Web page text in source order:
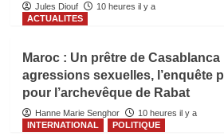
Jules Diouf
10 heures il y a
ACTUALITES
Maroc : Un prêtre de
agressions sexuelles, l’enquête
pour l’archevêque de Rabat
Hanne Marie Senghor
10 heures il y a
INTERNATIONAL
POLITIQUE